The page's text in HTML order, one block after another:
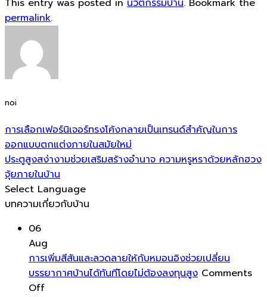
This entry was posted in นวัตกรรมบ้าน. Bookmark the
permalink.
noi
การเลือกเฟอร์นิเจอร์ทรงโค้งกลายเป็นเทรนด์สำคัญในการ
ออกแบบตกแต่งภายในสมัยใหม่
ประตูสูงสง่างามช่วยเสริมสร้างอำนาจ ความหรูหราด้วยหลักฮวง
จุ้ยภายในบ้าน
Select Language
บทความเกี่ยวกับบ้าน
06
Aug
การเพิ่มสีสันและลวดลายให้กับหมอนอิงช่วยเปลี่ยน
บรรยากาศบ้านได้ทันทีโดยไม่ต้องลงทุนสูง Comments
Offon